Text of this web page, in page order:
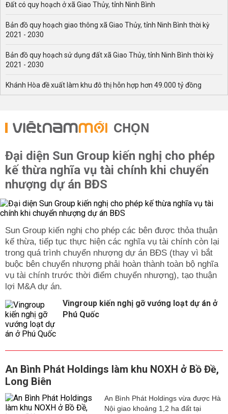
Đất có quy hoạch ở xã Giao Thủy, tỉnh Ninh Bình
Bản đồ quy hoạch giao thông xã Giao Thủy, tỉnh Ninh Bình thời kỳ
2021 - 2030
Bản đồ quy hoạch sử dụng đất xã Giao Thủy, tỉnh Ninh Bình thời kỳ
2021 - 2030
Khánh Hòa đề xuất làm khu đô thị hỗn hợp hơn 49.000 tỷ đồng
CHỌN
Đại diện Sun Group kiến nghị cho phép
kế thừa nghĩa vụ tài chính khi chuyển
nhượng dự án BĐS
Sun Group kiến nghị cho phép các bên được thỏa thuận
kế thừa, tiếp tục thực hiện các nghĩa vụ tài chính còn lại
trong quá trình chuyển nhượng dự án BĐS (thay vì bắt
buộc bên chuyển nhượng phải hoàn thành toàn bộ nghĩa
vụ tài chính trước thời điểm chuyển nhượng), tạo thuận
lợi M&A dự án.
Vingroup kiến nghị gỡ vướng loạt dự án ở
Phú Quốc
An Bình Phát Holdings làm khu NOXH ở Bồ Đề,
Long Biên
An Bình Phát Holdings vừa được Hà
Nội giao khoảng 1,2 ha đất tại